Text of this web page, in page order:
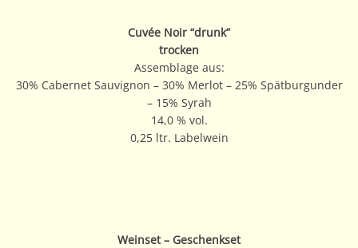
Cuvée Noir “drunk”
trocken
Assemblage aus:
30% Cabernet Sauvignon – 30% Merlot – 25% Spätburgunder
– 15% Syrah
14,0 % vol.
0,25 ltr. Labelwein
Weinset – Geschenkset